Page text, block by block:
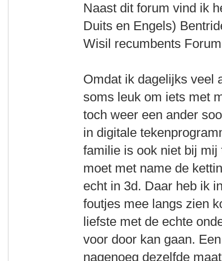
Naast dit forum vind ik
Duits en Engels)
Wisil recumbents
Omdat ik dagelijks veel
soms leuk om iets met
toch weer een ander
in digitale
familie is ook niet bij
moet met name de
echt in 3d. Daar heb ik
foutjes mee langs zien
liefste met de echte
voor door kan gaan.
nagenoeg dezelfde